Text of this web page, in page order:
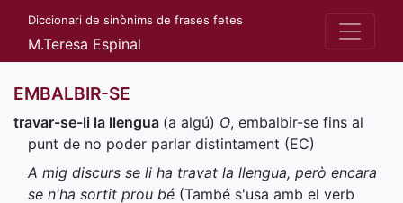
Diccionari de sinònims de frases fetes
M.Teresa Espinal
EMBALBIR-SE
travar-se-li la llengua (a algú) O, embalbir-se fins al
punt de no poder parlar distintament (EC)
A mig discurs se li ha travat la llengua, però encara
se n'ha sortit prou bé (També s'usa amb el verb